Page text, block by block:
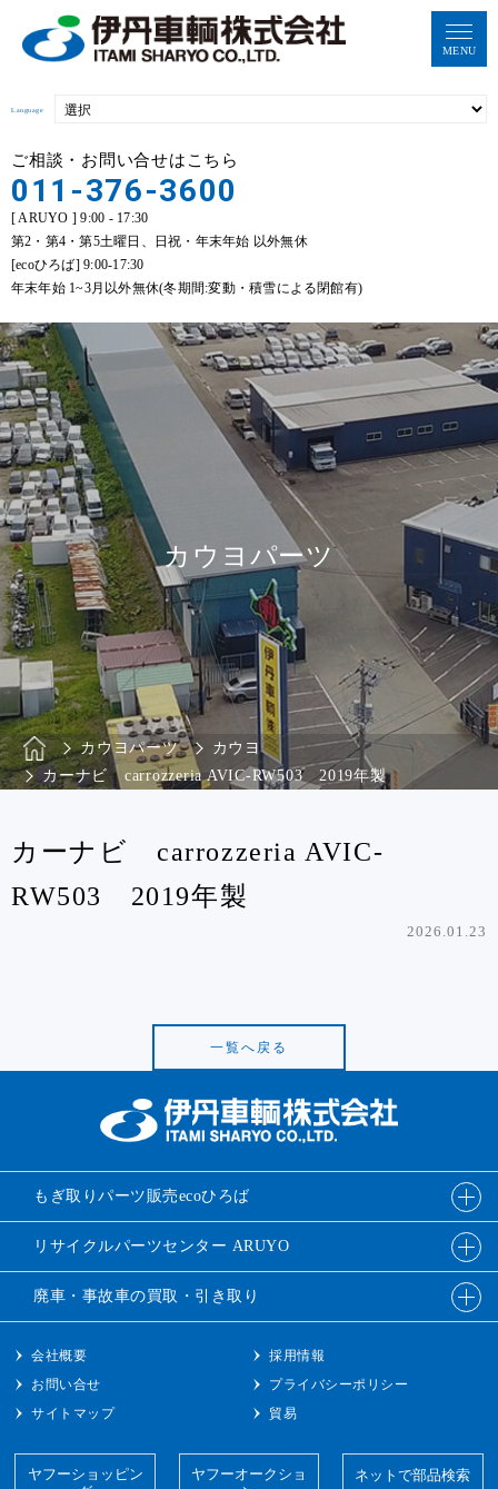
MENU
Language
ご相談・お問い合せはこちら
011-376-3600
[ ARUYO ] 9:00 - 17:30
第2・第4・第5土曜日、日祝・年末年始 以外無休
[ecoひろば] 9:00-17:30
年末年始 1~3月以外無休(冬期間:変動・積雪による閉館有)
カウヨパーツ
カウヨパーツ
カウヨ
カーナビ carrozzeria AVIC-RW503 2019年製
カーナビ carrozzeria AVIC-
RW503 2019年製
2026.01.23
一覧へ戻る
もぎ取りパーツ販売ecoひろば
リサイクルパーツセンター ARUYO
廃車・事故車の買取・引き取り
会社概要
採用情報
お問い合せ
プライバシーポリシー
サイトマップ
貿易
ヤフーショッピン
ヤフーオークショ
ネットで部品検索